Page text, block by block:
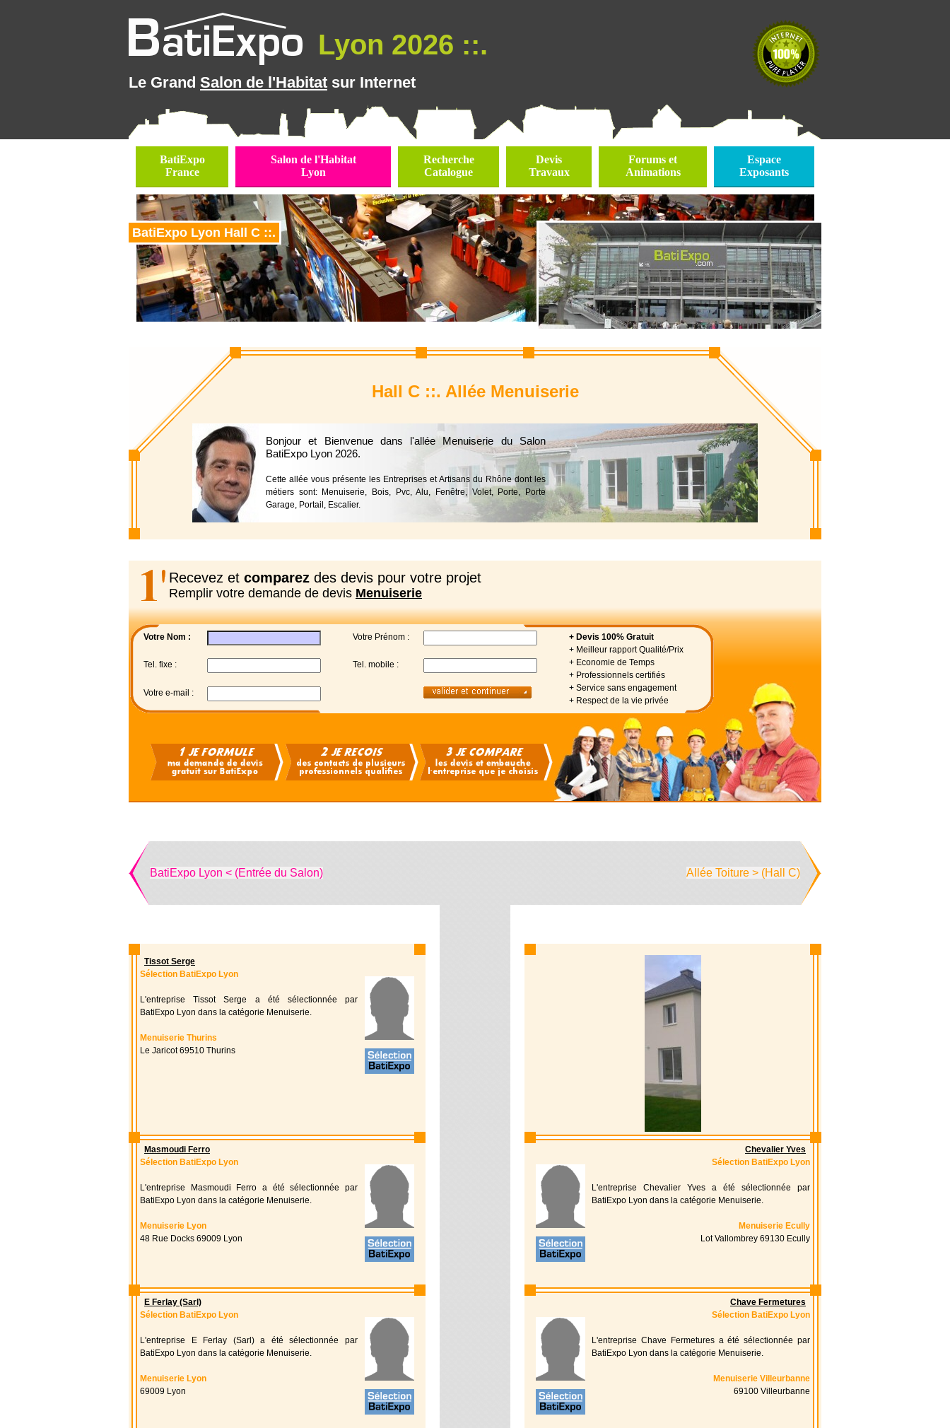
Lyon 2026 ::.
Le Grand Salon de l'Habitat sur Internet
BatiExpo
France
Salon de l'Habitat
Lyon
Recherche
Catalogue
Devis
Travaux
Forums et
Animations
Espace
Exposants
BatiExpo Lyon Hall C ::.
Hall C ::. Allée Menuiserie
Bonjour et Bienvenue dans l'allée Menuiserie du Salon
BatiExpo Lyon 2026.
Cette allée vous présente les Entreprises et Artisans du Rhône dont les
métiers sont: Menuiserie, Bois, Pvc, Alu, Fenêtre, Volet, Porte, Porte
Garage, Portail, Escalier.
Recevez et comparez des devis pour votre projet
Remplir votre demande de devis Menuiserie
Votre Nom : Votre Prénom :
+ Devis 100% Gratuit
+ Meilleur rapport Qualité/Prix
+ Economie de Temps
+ Professionnels certifiés
+ Service sans engagement
+ Respect de la vie privée
Tel. fixe : Tel. mobile :
Votre e-mail :
BatiExpo Lyon < (Entrée du Salon) Allée Toiture > (Hall C)
Tissot Serge
Sélection BatiExpo Lyon
L'entreprise Tissot Serge a été sélectionnée par
BatiExpo Lyon dans la catégorie Menuiserie.
Menuiserie Thurins
Le Jaricot 69510 Thurins
Masmoudi Ferro
Sélection BatiExpo Lyon
L'entreprise Masmoudi Ferro a été sélectionnée par
BatiExpo Lyon dans la catégorie Menuiserie.
Menuiserie Lyon
48 Rue Docks 69009 Lyon
Chevalier Yves
Sélection BatiExpo Lyon
L'entreprise Chevalier Yves a été sélectionnée par
BatiExpo Lyon dans la catégorie Menuiserie.
Menuiserie Ecully
Lot Vallombrey 69130 Ecully
E Ferlay (Sarl)
Sélection BatiExpo Lyon
L'entreprise E Ferlay (Sarl) a été sélectionnée par
BatiExpo Lyon dans la catégorie Menuiserie.
Menuiserie Lyon
69009 Lyon
Chave Fermetures
Sélection BatiExpo Lyon
L'entreprise Chave Fermetures a été sélectionnée par
BatiExpo Lyon dans la catégorie Menuiserie.
Menuiserie Villeurbanne
69100 Villeurbanne